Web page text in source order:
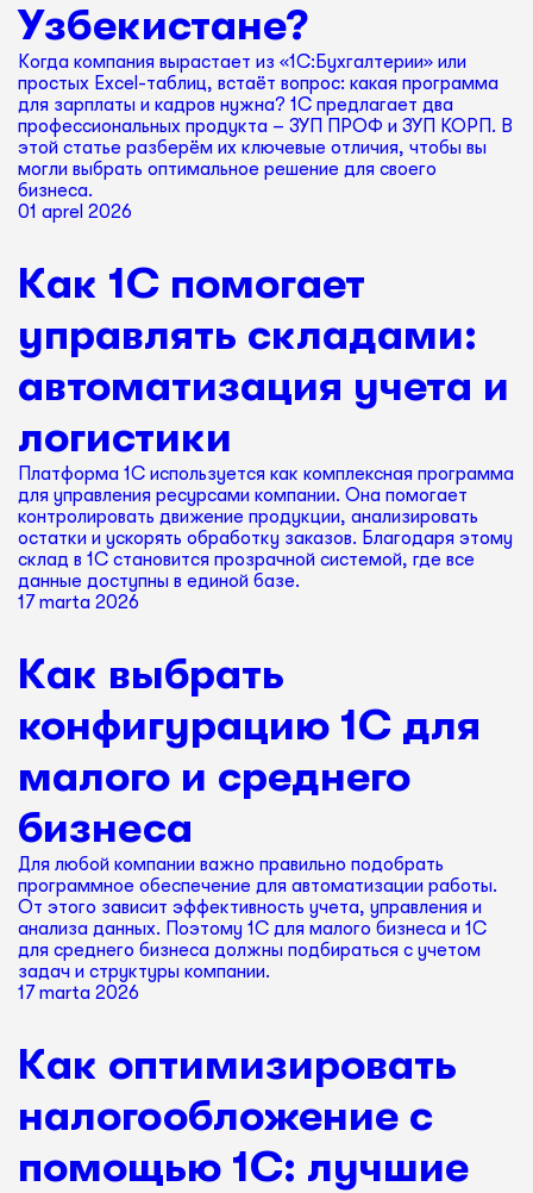
Узбекистане?
Когда компания вырастает из «1С:Бухгалтерии» или
простых Excel-таблиц, встаёт вопрос: какая программа
для зарплаты и кадров нужна? 1С предлагает два
профессиональных продукта – ЗУП ПРОФ и ЗУП КОРП. В
этой статье разберём их ключевые отличия, чтобы вы
могли выбрать оптимальное решение для своего
бизнеса.
01 aprel 2026
Как 1С помогает
управлять складами:
автоматизация учета и
логистики
Платформа 1С используется как комплексная программа
для управления ресурсами компании. Она помогает
контролировать движение продукции, анализировать
остатки и ускорять обработку заказов. Благодаря этому
склад в 1С становится прозрачной системой, где все
данные доступны в единой базе.
17 marta 2026
Как выбрать
конфигурацию 1С для
малого и среднего
бизнеса
Для любой компании важно правильно подобрать
программное обеспечение для автоматизации работы.
От этого зависит эффективность учета, управления и
анализа данных. Поэтому 1С для малого бизнеса и 1С
для среднего бизнеса должны подбираться с учетом
задач и структуры компании.
17 marta 2026
Как оптимизировать
налогообложение с
помощью 1С: лучшие